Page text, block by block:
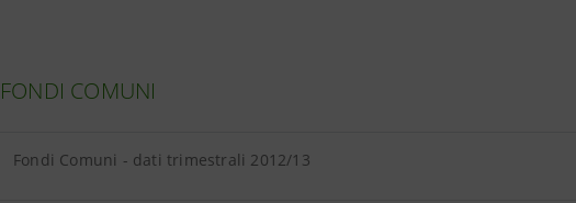
FONDI COMUNI
Fondi Comuni - dati trimestrali 2012/13